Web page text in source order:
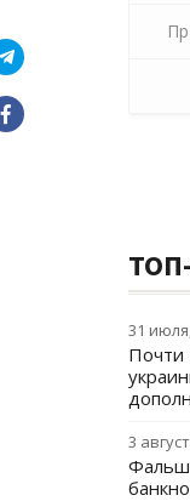
31
Почти
3